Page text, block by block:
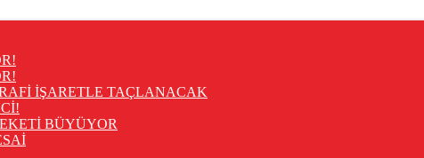
İŞARETLE TAÇLANACAK
BÜYÜYOR